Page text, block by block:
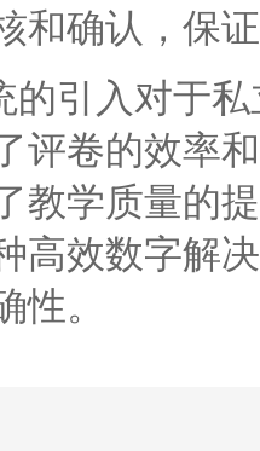
和确认，保
引入对于私
评卷的效率
教学质量的
高效数字解
性。